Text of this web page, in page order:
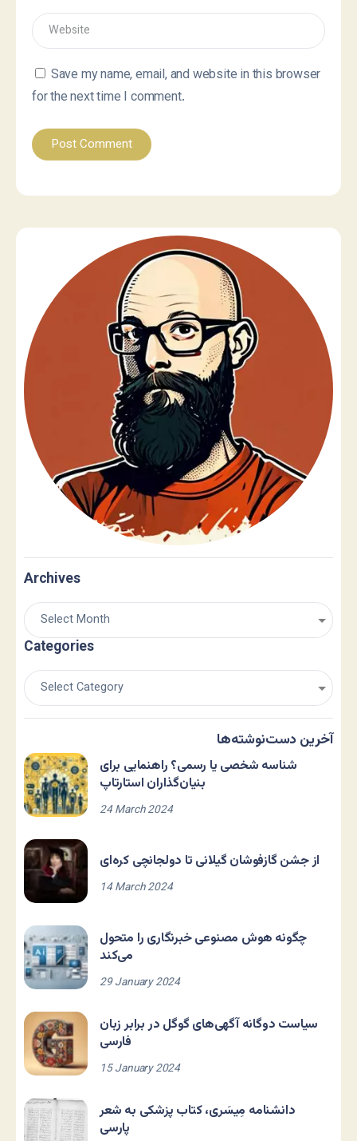
Save my name, email, and website in this browser
for the next time I comment.
Archives
Categories
آخرین دست‌نوشته‌ها
شناسه شخصی یا رسمی؟ راهنمایی برای
بنیان‌گذاران استارتاپ
24 March 2024
از جشن گازفوشان گیلانی تا دولجانچی کره‌ای
14 March 2024
چگونه هوش مصنوعی خبرنگاری را متحول
می‌کند
29 January 2024
سیاست دوگانه آگهی‌های گوگل در برابر زبان
فارسی
15 January 2024
دانشنامه مِیسَری، کتاب پزشکی به شعر
پارسی